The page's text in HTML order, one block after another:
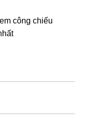
công chiếu